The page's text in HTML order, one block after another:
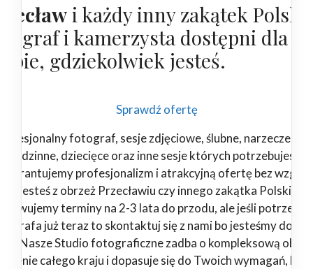
i każdy inny zakątek Polski,
i kamerzysta dostępni dla
gdziekolwiek jesteś.
Sprawdź ofertę
fotograf, sesje zdjęciowe, ślubne,
rodzinne, dziecięce oraz inne sesje których potrzebujesz.
profesjonalizm i atrakcyjną ofertę bez
jesteś z obrzeż Przecławiu czy innego zakątka Polski.
terminy na 2-3 lata do przodu, ale jeśli
już teraz to skontaktuj się z nami bo jesteśmy
7. Nasze Studio fotograficzne zadba o kompleksową
całego kraju i dopasuje się do Twoich wymagań, bo